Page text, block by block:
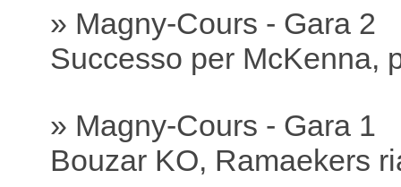
» Magny-Cours - Gara 2
Successo per McKenna,
» Magny-Cours - Gara 1
Bouzar KO, Ramaekers